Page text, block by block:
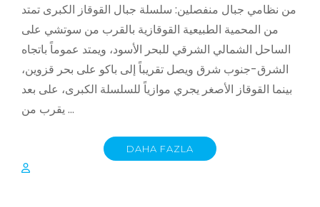
من نظامي جبال منفصلين: سلسلة جبال القوقاز الكبرى تمتد
من المحمية الطبيعية القوقازية بالقرب من سوتشي على
الساحل الشمالي الشرقي للبحر الأسود، ويمتد عموماً باتجاه
الشرق-جنوب شرق ويصل تقريباً إلى باكو على بحر قزوين،
بينما القوقاز الأصغر يجري موازياً للسلسلة الكبرى، على بعد
يقرب من …
DAHA FAZLA